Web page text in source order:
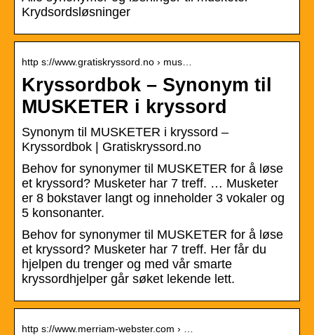
Krydsordsløsninger
http s://www.gratiskryssord.no › mus…
Kryssordbok – Synonym til
MUSKETER i kryssord
Synonym til MUSKETER i kryssord –
Kryssordbok | Gratiskryssord.no
Behov for synonymer til MUSKETER for å løse
et kryssord? Musketer har 7 treff. … Musketer
er 8 bokstaver langt og inneholder 3 vokaler og
5 konsonanter.
Behov for synonymer til MUSKETER for å løse
et kryssord? Musketer har 7 treff. Her får du
hjelpen du trenger og med vår smarte
kryssordhjelper går søket lekende lett.
http s://www.merriam-webster.com › …